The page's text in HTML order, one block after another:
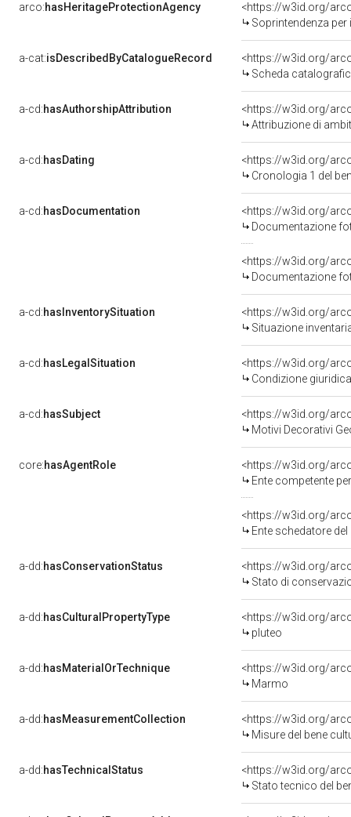
arco:hasHeritageProtectionAgency
<https://w3id.org/
Soprintendenza
a-cat:isDescribedByCatalogueRecord
<https://w3id.org/
Scheda
a-cd:hasAuthorshipAttribution
<https://w3id.org/
Attribuzione di
a-cd:hasDating
<https://w3id.org/
Cronologia 1 del
a-cd:hasDocumentation
Documentazione
Documentazione
a-cd:hasInventorySituation
<https://w3id.org/
Situazione
a-cd:hasLegalSituation
Condizione
a-cd:hasSubject
<https://w3id.org/
Motivi Decorativi
core:hasAgentRole
<https://w3id.org/
Ente competente per
<https://w3id.org/
Ente schedatore del
a-dd:hasConservationStatus
<https://w3id.org/
Stato di
a-dd:hasCulturalPropertyType
<https://w3id.org/
pluteo
a-dd:hasMaterialOrTechnique
<https://w3id.org/
Marmo
a-dd:hasMeasurementCollection
<https://w3id.org/
Misure del bene
a-dd:hasTechnicalStatus
<https://w3id.org/
Stato tecnico del